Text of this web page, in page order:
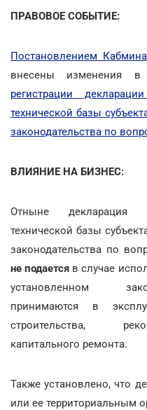
ПРАВОВОЕ СОБЫТИЕ:
Постановлением
внесены изменения в
регистрации
технической базы
законодательства по
ВЛИЯНИЕ НА БИЗНЕС:
Отныне декларация
технической базы
законодательства по
не подается в случае
установленном
принимаются в
строительства,
капитального ремонта.
Также установлено, что
или ее территориальным